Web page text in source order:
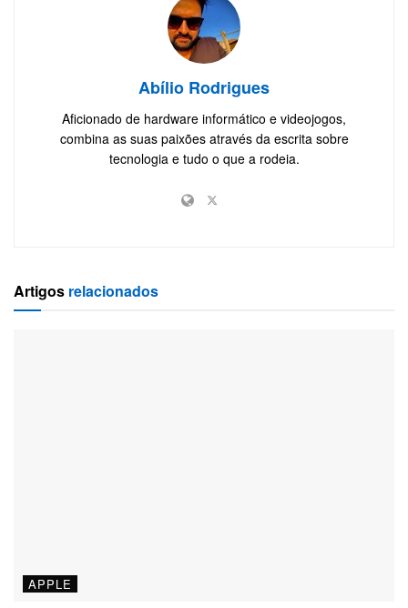
Abílio Rodrigues
Aficionado de hardware informático e videojogos,
combina as suas paixões através da escrita sobre
tecnologia e tudo o que a rodeia.
Artigos relacionados
APPLE